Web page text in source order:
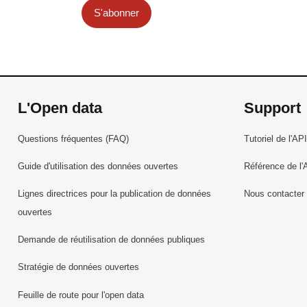
S'abonner
L'Open data
Questions fréquentes (FAQ)
Guide d'utilisation des données ouvertes
Lignes directrices pour la publication de données
ouvertes
Demande de réutilisation de données publiques
Stratégie de données ouvertes
Feuille de route pour l'open data
Support
Tutoriel de l'API
Référence de
Nous contacter